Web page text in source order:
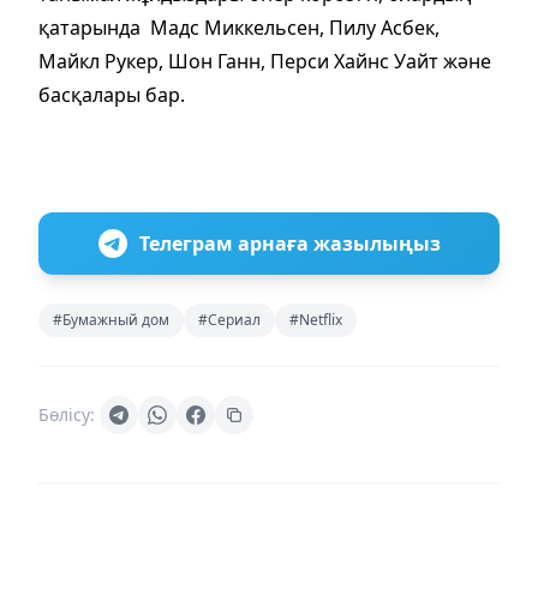
қатарында Мадс Миккельсен, Пилу Асбек,
Майкл Рукер, Шон Ганн, Перси Хайнс Уайт және
басқалары бар.
Телеграм арнаға жазылыңыз
#Бумажный дом #Сериал #Netflix
Бөлісу: